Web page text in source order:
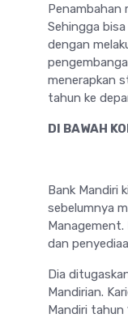
Penambahan
Sehingga
dengan
menerapkan
tahun ke
DI BAWAH
Bank Mandiri
sebelumnya
dan
Dia
Mandirian.
Mandiri tahun